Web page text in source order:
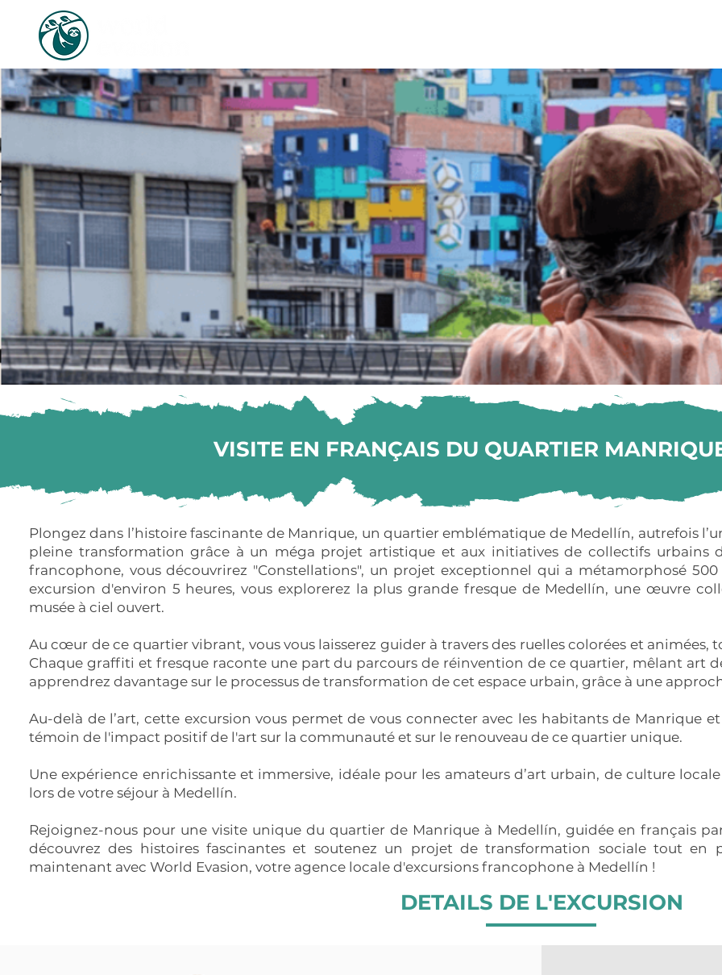
VISITE EN FRANÇAIS DU QUARTIER
Plongez dans l’histoire fascinante de Manrique, un quartier emblématique de Medellín, autrefois
pleine transformation grâce à un méga projet artistique et aux initiatives de collectifs urbains
francophone, vous découvrirez "Constellations", un projet exceptionnel qui a métamorphosé
excursion d'environ 5 heures, vous explorerez la plus grande fresque de Medellín, une œuvre
musée à ciel ouvert.
Au cœur de ce quartier vibrant, vous vous laisserez guider à travers des ruelles colorées et
Chaque graffiti et fresque raconte une part du parcours de réinvention de ce quartier, mêlant art
apprendrez davantage sur le processus de transformation de cet espace urbain, grâce à une
Au-delà de l’art, cette excursion vous permet de vous connecter avec les habitants de Manrique
témoin de l'impact positif de l'art sur la communauté et sur le renouveau de ce quartier unique.
Une expérience enrichissante et immersive, idéale pour les amateurs d’art urbain, de culture
lors de votre séjour à Medellín.
Rejoignez-nous pour une visite unique du quartier de Manrique à Medellín, guidée en français
découvrez des histoires fascinantes et soutenez un projet de transformation sociale tout en
maintenant avec World Evasion, votre agence locale d'excursions francophone à Medellín !
DETAILS DE L'EXCURSION